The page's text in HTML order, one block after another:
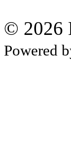
© 2026
Powered